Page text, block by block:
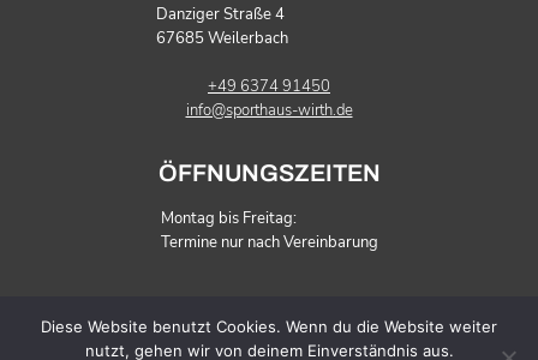
Danziger Straße 4
67685 Weilerbach
+49 6374 91450
info@sporthaus-wirth.de
ÖFFNUNGSZEITEN
Montag bis Freitag:
Termine nur nach Vereinbarung
SOZIALE LINKS
Diese Website benutzt Cookies. Wenn du die Website weiter
nutzt, gehen wir von deinem Einverständnis aus.